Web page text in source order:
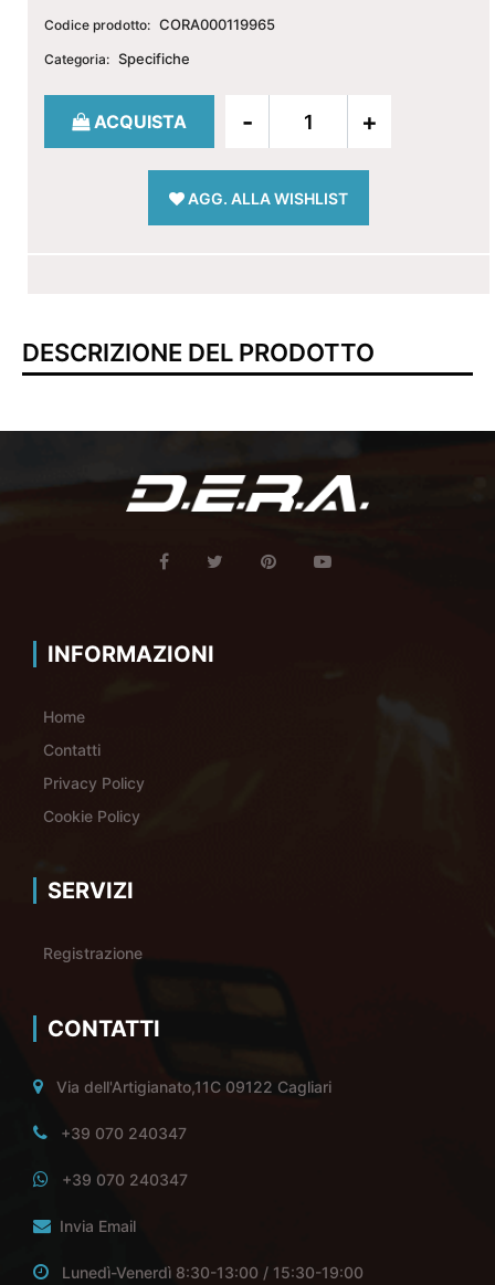
Codice prodotto: CORA000119965
Categoria: Specifiche
Quantità
ACQUISTA
AGG. ALLA WISHLIST
DESCRIZIONE DEL PRODOTTO
INFORMAZIONI
Home
Contatti
Privacy Policy
Cookie Policy
SERVIZI
Registrazione
CONTATTI
Via dell'Artigianato,11C 09122 Cagliari
+39 070 240347
+39 070 240347
Invia Email
Lunedì-Venerdì 8:30-13:00 / 15:30-19:00